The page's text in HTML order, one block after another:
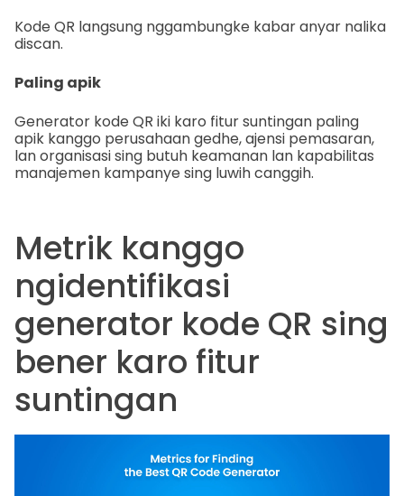
Kode QR langsung nggambungke kabar anyar nalika
discan.
Paling apik
Generator kode QR iki karo fitur suntingan paling
apik kanggo perusahaan gedhe, ajensi pemasaran,
lan organisasi sing butuh keamanan lan kapabilitas
manajemen kampanye sing luwih canggih.
Metrik kanggo
ngidentifikasi
generator kode QR sing
bener karo fitur
suntingan